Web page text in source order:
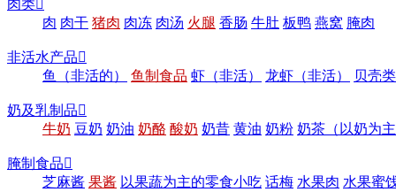
肉类
肉 肉干 猪肉 肉冻 肉汤 火腿 香肠 牛肚 板鸭 燕窝 腌肉
非活水产品
鱼（非活的）
鱼制食品 虾（非活） 龙虾（非活） 贝壳
奶及乳制品
牛奶 豆奶 奶油 奶酪 酸奶 奶昔 黄油 奶粉 奶茶（以奶为
腌制食品
芝麻酱 果酱 以果蔬为主的零食小吃 话梅 水果肉 水果蜜